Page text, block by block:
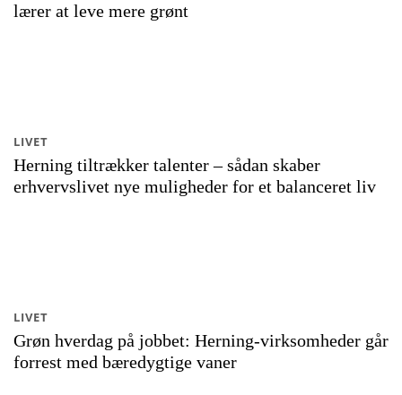
lærer at leve mere grønt
Herning tiltrækker talenter – sådan skaber
erhvervslivet nye muligheder for et balanceret liv
LIVET
Grøn hverdag på jobbet: Herning-virksomheder går
forrest med bæredygtige vaner
LIVET